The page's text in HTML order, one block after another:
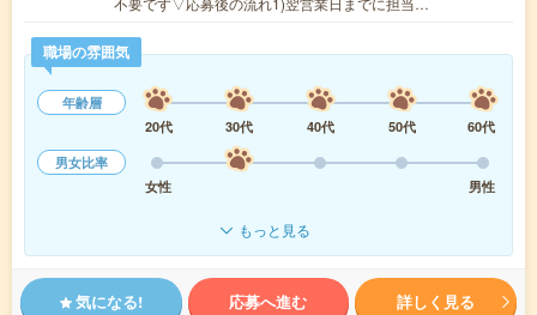
職場の雰囲気
年齢層
20代
30代 40代 50代
60代
男女比率
女性
男性
もっと見る
気になる! 応募へ進む 詳しく見る